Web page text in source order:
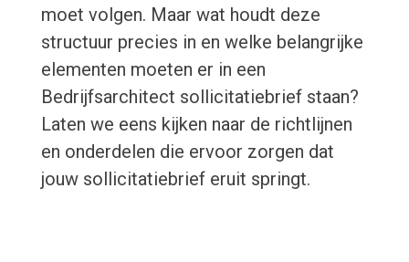
moet volgen. Maar wat houdt deze
structuur precies in en welke belangrijke
elementen moeten er in een
Bedrijfsarchitect sollicitatiebrief staan?
Laten we eens kijken naar de richtlijnen
en onderdelen die ervoor zorgen dat
jouw sollicitatiebrief eruit springt.